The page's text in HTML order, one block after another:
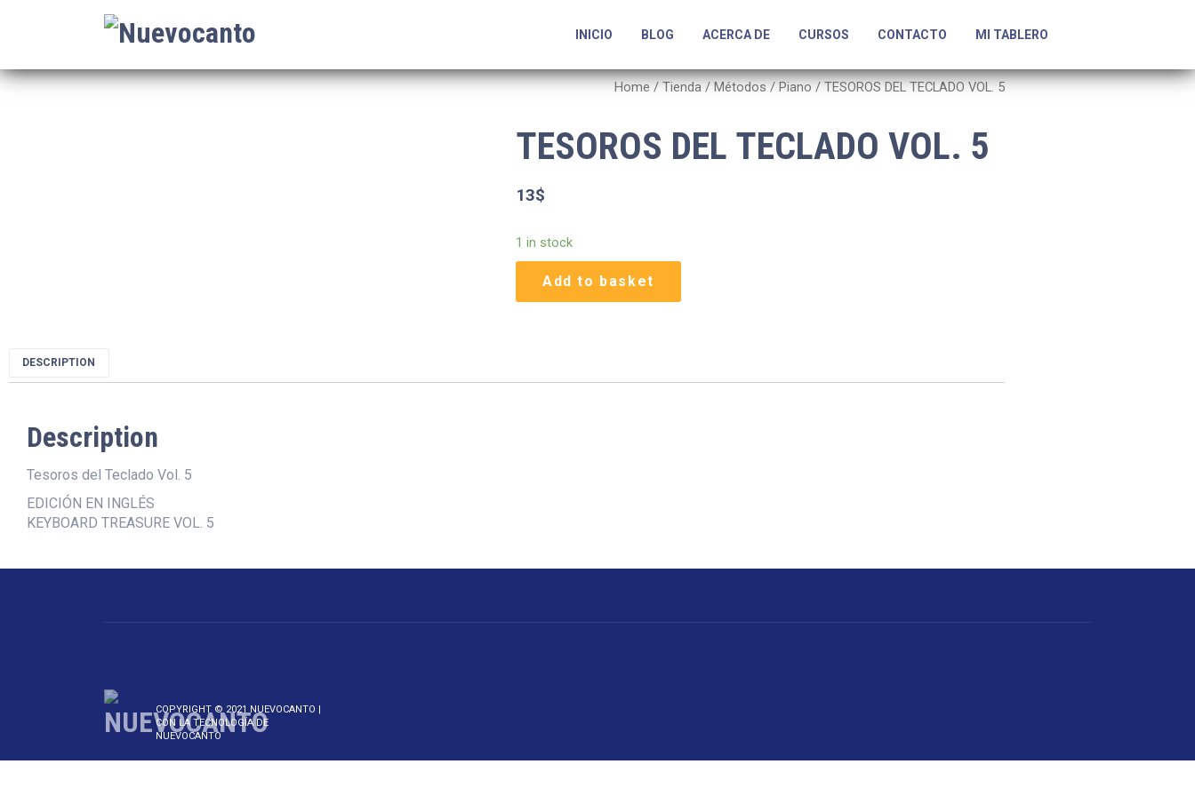
INICIO BLOG ACERCA DE CURSOS CONTACTO MI TABLERO
Home/Tienda/Métodos/Piano/ TESOROS DEL TECLADO VOL. 5
TESOROS DEL TECLADO VOL. 5
13$
1 in stock
Add to basket
DESCRIPTION
Description
Tesoros del Teclado Vol. 5
EDICIÓN EN INGLÉS
KEYBOARD TREASURE VOL. 5
COPYRIGHT © 2021 NUEVOCANTO |
CON LA TECNOLOGÍA DE
NUEVOCANTO